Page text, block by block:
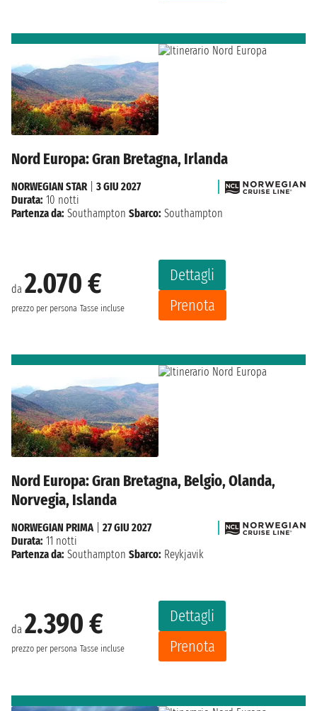
Nord Europa: Gran Bretagna, Irlanda
da 2.070 €
prezzo per persona Tasse incluse
Dettagli
Prenota
NORWEGIAN STAR| 3 GIU 2027
Durata: 10 notti
Partenza da: Southampton Sbarco: Southampton
Nord Europa: Gran Bretagna, Belgio, Olanda,
Norvegia, Islanda
da 2.390 €
prezzo per persona Tasse incluse
Dettagli
Prenota
NORWEGIAN PRIMA| 27 GIU 2027
Durata: 11 notti
Partenza da: Southampton Sbarco: Reykjavik